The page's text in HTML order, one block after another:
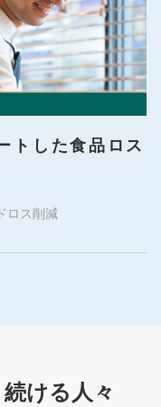
トした食品ロス
ロス削減
ける人々